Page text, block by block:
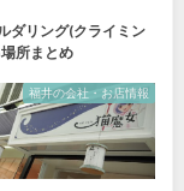
ダリング(クライミン
所まとめ
福井の会社・お店情報